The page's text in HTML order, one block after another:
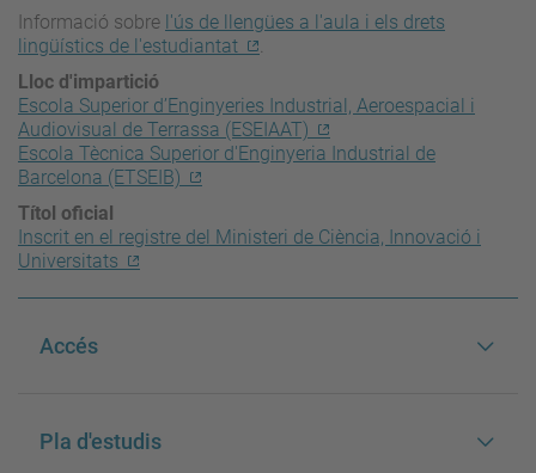
Informació sobre l'ús de llengües a l'aula i els drets
lingüístics de l'estudiantat
.
Lloc d'impartició
Escola Superior d’Enginyeries Industrial, Aeroespacial i
Audiovisual de Terrassa (ESEIAAT)
Escola Tècnica Superior d'Enginyeria Industrial de
Barcelona (ETSEIB)
Títol oficial
Inscrit en el registre del Ministeri de Ciència, Innovació i
Universitats
Accés
Pla d'estudis